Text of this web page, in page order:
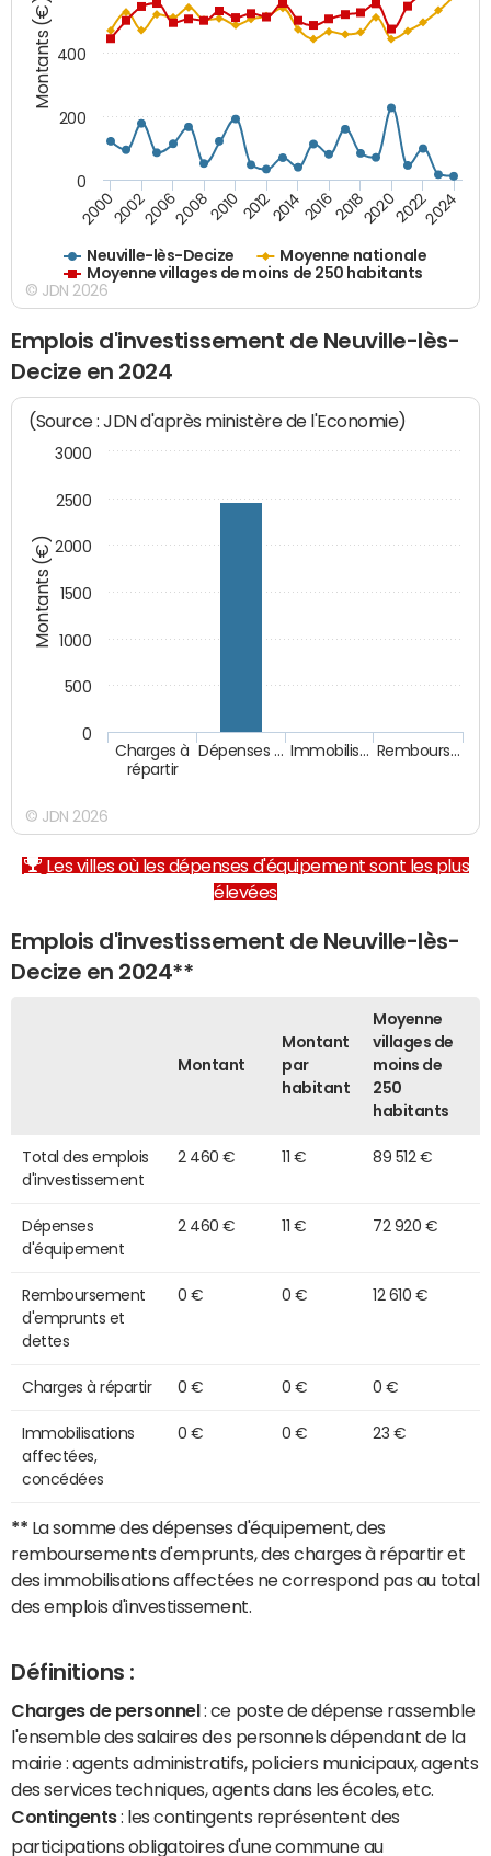
Montants (€)
Neuville-lès-Decize
Moyenne nationale
Moyenne villages de moins de 250 habitants
20002002200620082010 2012201420162018202020222024
0
200
400
© JDN 2026
Emplois d'investissement de Neuville-lès-
Decize en 2024
Montants (€)
(Source : JDN d'après ministère de l'Economie)
Charges à
répartir
Dépenses … Immobilis… Rembours…
0
500
1000
1500
2000
2500
3000
© JDN 2026
Les villes où les dépenses d'équipement sont les plus
élevées
Emplois d'investissement de Neuville-lès-
Decize en 2024**
Montant
Montant
par
habitant
Moyenne
villages de
moins de
250
habitants
Total des emplois
d'investissement
2 460 € 11 € 89 512 €
Dépenses
d'équipement
2 460 € 11 € 72 920 €
Remboursement
d'emprunts et
dettes
0 € 0 € 12 610 €
Charges à répartir 0 € 0 € 0 €
Immobilisations
affectées,
concédées
0 € 0 € 23 €
** La somme des dépenses d'équipement, des
remboursements d'emprunts, des charges à répartir et
des immobilisations affectées ne correspond pas au total
des emplois d'investissement.
Définitions :
Charges de personnel : ce poste de dépense rassemble
l'ensemble des salaires des personnels dépendant de la
mairie : agents administratifs, policiers municipaux, agents
des services techniques, agents dans les écoles, etc.
Contingents: les contingents représentent des
participations obligatoires d'une commune au